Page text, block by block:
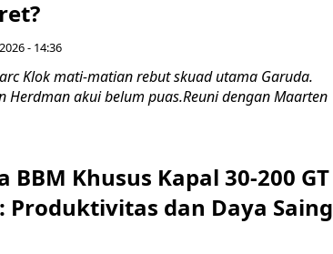
- 14:36
Klok mati-matian rebut skuad utama Garuda.
Herdman akui belum puas.Reuni dengan Maarten
BBM Khusus Kapal 30-200 GT
Produktivitas dan Daya Saing